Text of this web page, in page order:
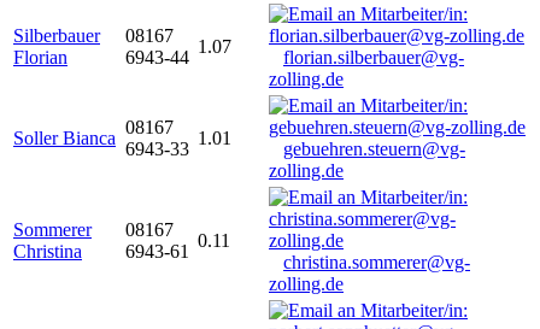
Silberbauer
Florian
08167
6943-44
1.07
florian.silberbauer@vg-
zolling.de
Soller Bianca
08167
6943-33
1.01
gebuehren.steuern@vg-
zolling.de
Sommerer
Christina
08167
6943-61
0.11
christina.sommerer@vg-
zolling.de